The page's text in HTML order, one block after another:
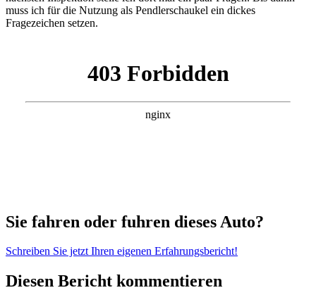
muss ich für die Nutzung als Pendlerschaukel ein dickes
Fragezeichen setzen.
Sie fahren oder fuhren dieses Auto?
Schreiben Sie jetzt Ihren eigenen Erfahrungsbericht!
Diesen Bericht kommentieren